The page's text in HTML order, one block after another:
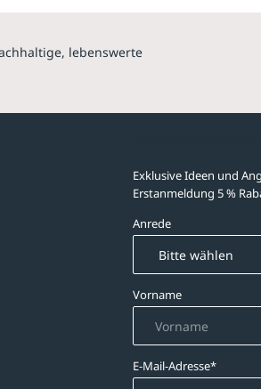
lebenswerte
Exklusive Ideen und
Erstanmeldung 5 %
Anrede
Vorname
E-Mail-Adresse*